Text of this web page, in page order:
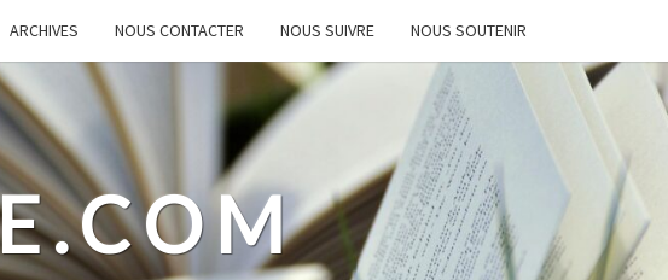
ARCHIVES NOUS CONTACTER NOUS SUIVRE NOUS SOUTENIR